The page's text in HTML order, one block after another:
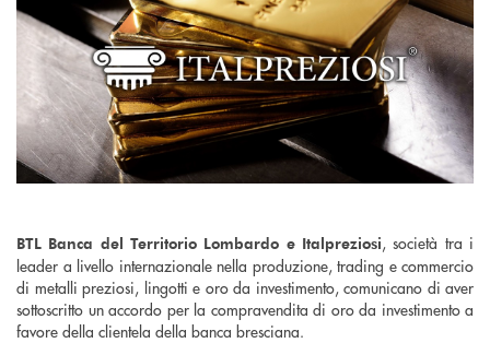
BTL Banca del Territorio Lombardo e Italpreziosi, società tra i
leader a livello internazionale nella produzione, trading e commercio
di metalli preziosi, lingotti e oro da investimento, comunicano di aver
sottoscritto un accordo per la compravendita di oro da investimento a
favore della clientela della banca bresciana.